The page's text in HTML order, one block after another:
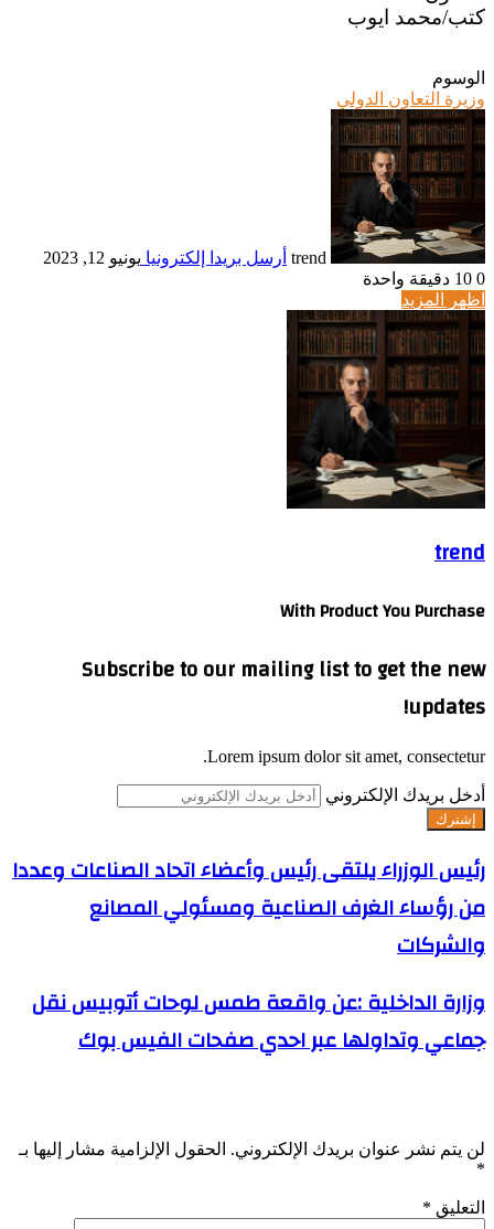
كتب/محمد ايوب
الوسوم
وزيرة التعاون الدولي
trend أرسل بريدا إلكترونيا يونيو 12, 2023
0
دقيقة واحدة
اظهر المزيد
trend
With Product You Purchase
Subscribe to our mailing list to get the new
updates!
Lorem ipsum dolor sit amet, consectetur.
أدخل بريدك الإلكتروني
رئيس الوزراء يلتقى رئيس وأعضاء اتحاد الصناعات وعددا
من رؤساء الغرف الصناعية ومسئولي المصانع
والشركات
وزارة الداخلية :عن واقعة طمس لوحات أتوبيس نقل
جماعي وتداولها عبر احدي صفحات الفيس بوك
لن يتم نشر عنوان بريدك الإلكتروني. الحقول الإلزامية مشار إليها بـ
*
التعليق *